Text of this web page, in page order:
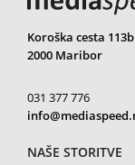
Koroška cesta 113b
2000 Maribor
031 377 776
NAŠE STORITVE